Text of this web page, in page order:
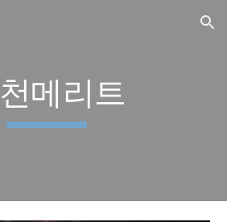
Skip to navigation
메리트